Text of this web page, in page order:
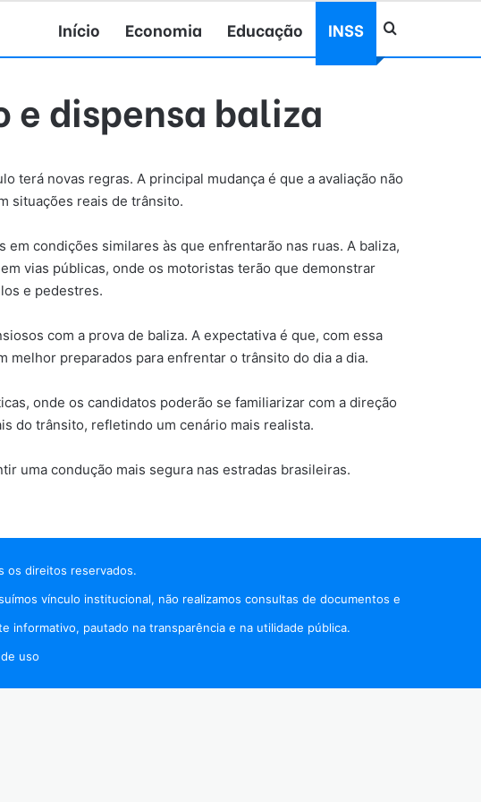
Início Economia Educação INSS Procurar por
dispensa baliza
terá novas regras. A principal mudança é que a avaliação não
situações reais de trânsito.
condições similares às que enfrentarão nas ruas. A baliza,
vias públicas, onde os motoristas terão que demonstrar
e pedestres.
com a prova de baliza. A expectativa é que, com essa
melhor preparados para enfrentar o trânsito do dia a dia.
onde os candidatos poderão se familiarizar com a direção
do trânsito, refletindo um cenário mais realista.
uma condução mais segura nas estradas brasileiras.
os direitos reservados.
vínculo institucional, não realizamos consultas de documentos e
informativo, pautado na transparência e na utilidade pública.
uso